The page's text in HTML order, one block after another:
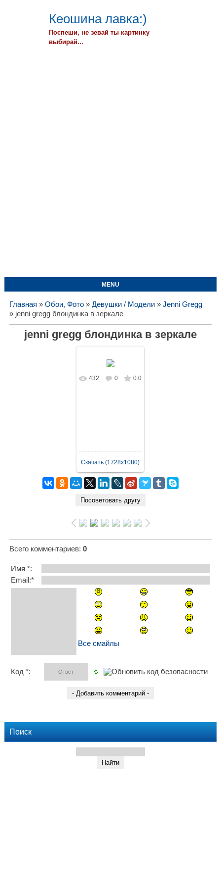
Кеошина лавка:)
Поспеши, не зевай ты картинку
выбирай...
MENU
Главная » Обои, Фото» Девушки / Модели» Jenni Gregg
» jenni gregg блондинка в зеркале
jenni gregg блондинка в зеркале
В реальном
432 0 0.0
Скачать (1728x1080)
Всего комментариев: 0
Имя *:
Email:*
Все смайлы
Код *:
Поиск